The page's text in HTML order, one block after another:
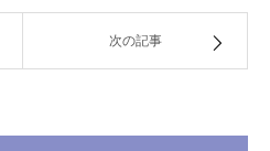
次の記事